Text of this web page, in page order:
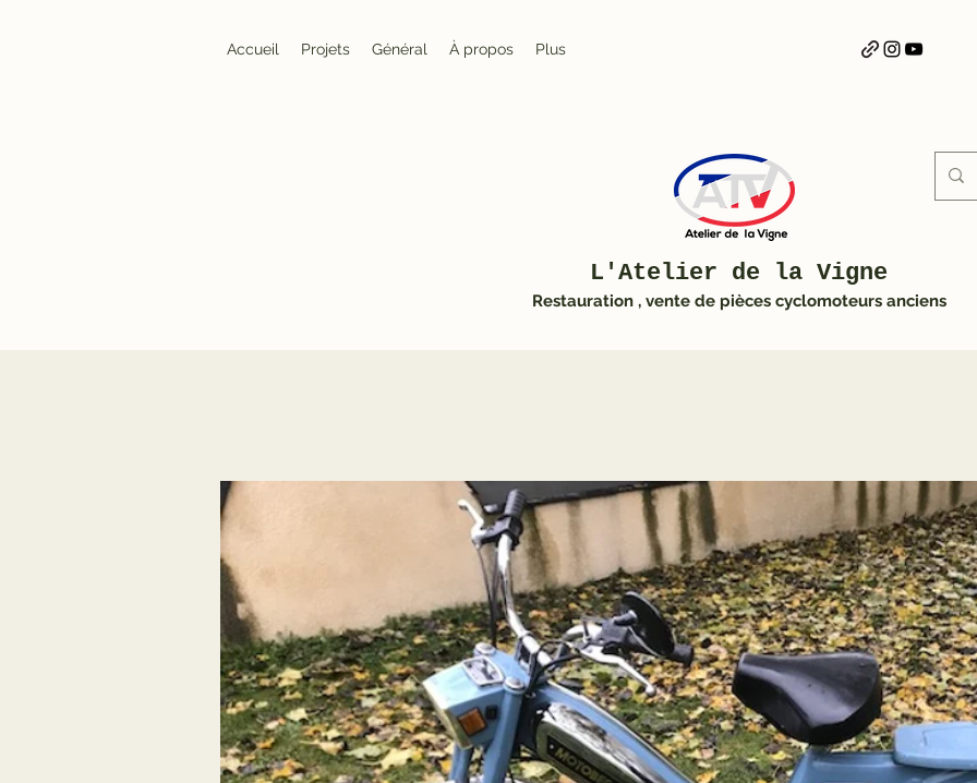
Accueil Projets Général À propos Plus
L'Atelier de la Vigne
Restauration , vente de pièces cyclomoteurs anciens